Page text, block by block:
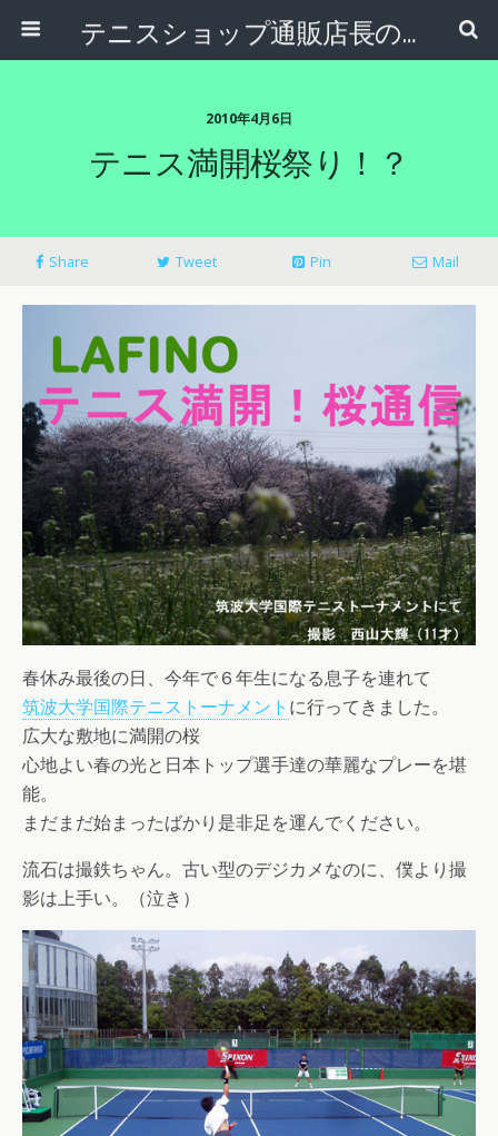
テニスショップ通販店長のブログ＠テニスショップLAFINO 西山克久
2010年4月6日
テニス満開桜祭り！？
Share Tweet Pin Mail
春休み最後の日、今年で６年生になる息子を連れて
筑波大学国際テニストーナメント に行ってきました。
広大な敷地に満開の桜
心地よい春の光と日本トップ選手達の華麗なプレーを堪
能。
まだまだ始まったばかり是非足を運んでください。
流石は撮鉄ちゃん。古い型のデジカメなのに、僕より撮
影は上手い。（泣き）